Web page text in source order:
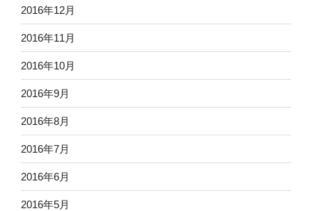
2016年12月
2016年11月
2016年10月
2016年9月
2016年8月
2016年7月
2016年6月
2016年5月